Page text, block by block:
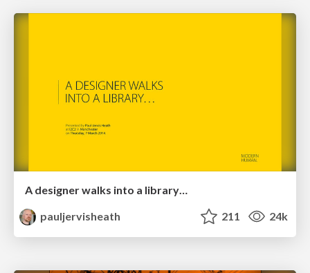
A designer walks into a library…
pauljervisheath
211 24k